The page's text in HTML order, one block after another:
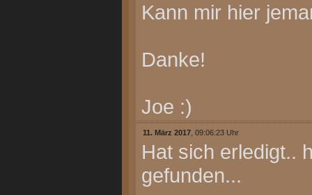
Kann mir hier
Danke!
Joe :)
11. März 2017 , 09:06:23 Uhr
Hat sich erledigt..
gefunden...